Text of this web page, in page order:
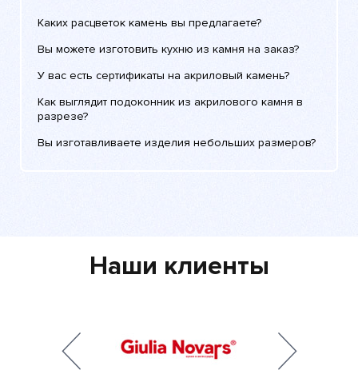
Каких расцветок камень вы предлагаете?
Вы можете изготовить кухню из камня на заказ?
У вас есть сертификаты на акриловый камень?
Как выглядит подоконник из акрилового камня в
разрезе?
Вы изготавливаете изделия небольших размеров?
Наши клиенты